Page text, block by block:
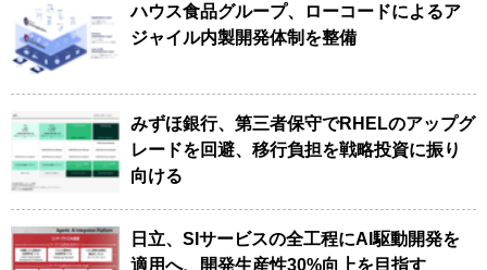
ハウス食品グループ、ローコードによるア
ジャイル内製開発体制を整備
みずほ銀行、第三者保守でRHELのアップグ
レードを回避、移行負担を戦略投資に振り
向ける
日立、SIサービスの全工程にAI駆動開発を
適用へ、開発生産性30%向上を目指す